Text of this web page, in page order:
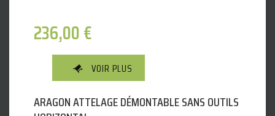
236,00€
VOIR PLUS
ARAGON ATTELAGE DÉMONTABLE SANS OUTILS